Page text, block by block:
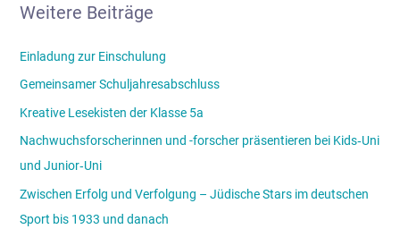
Weitere Beiträge
Einladung zur Einschulung
Gemeinsamer Schuljahresabschluss
Kreative Lesekisten der Klasse 5a
Nachwuchsforscherinnen und -forscher präsentieren bei Kids‑Uni
und Junior‑Uni
Zwischen Erfolg und Verfolgung – Jüdische Stars im deutschen
Sport bis 1933 und danach